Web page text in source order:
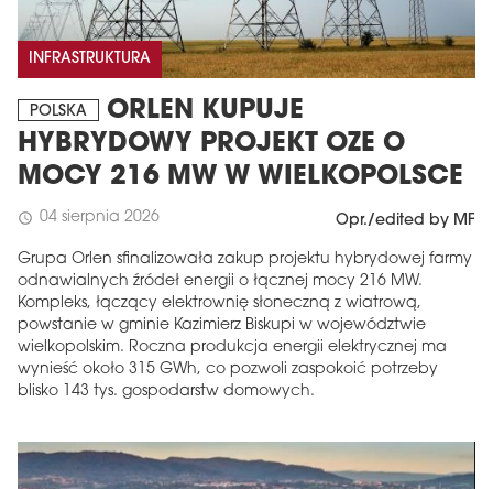
INFRASTRUKTURA
POLSKA
ORLEN KUPUJE
HYBRYDOWY PROJEKT OZE O
MOCY 216 MW W WIELKOPOLSCE
schedule 04 sierpnia 2026 Opr./edited by MF
Grupa Orlen sfinalizowała zakup projektu hybrydowej farmy
odnawialnych źródeł energii o łącznej mocy 216 MW.
Kompleks, łączący elektrownię słoneczną z wiatrową,
powstanie w gminie Kazimierz Biskupi w województwie
wielkopolskim. Roczna produkcja energii elektrycznej ma
wynieść około 315 GWh, co pozwoli zaspokoić potrzeby
blisko 143 tys. gospodarstw domowych.